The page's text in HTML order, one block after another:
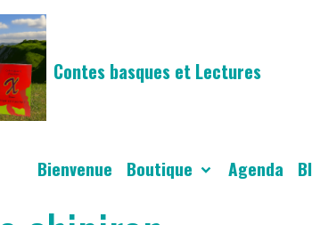
Contes basques et Lectures
Bienvenue Boutique Agenda